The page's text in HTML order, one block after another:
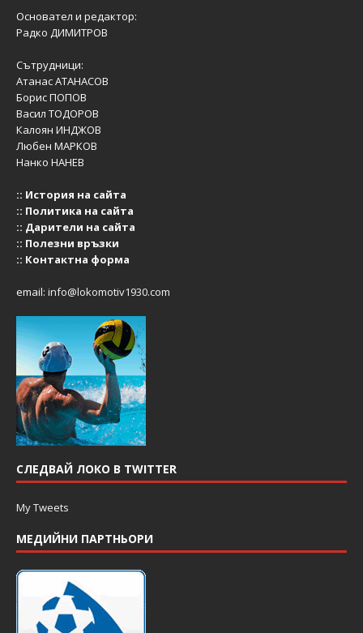
Основател и редактор:
Радко ДИМИТРОВ
Сътрудници:
Атанас АТАНАСОВ
Борис ПОПОВ
Васил ТОДОРОВ
Калоян ИНДЖОВ
Любен МАРКОВ
Нанко НАНЕВ
:: История на сайта
:: Политика на сайта
:: Дарители на сайта
:: Полезни връзки
:: Контактна форма
email: info@lokomotiv1930.com
СЛЕДВАЙ ЛОКО В TWITTER
My Tweets
МЕДИЙНИ ПАРТНЬОРИ